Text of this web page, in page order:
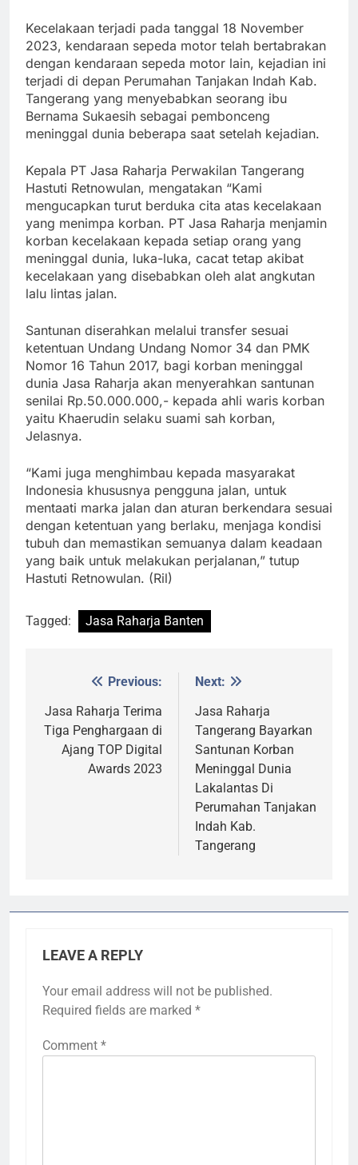
Kecelakaan terjadi pada tanggal 18 November
2023, kendaraan sepeda motor telah bertabrakan
dengan kendaraan sepeda motor lain, kejadian ini
terjadi di depan Perumahan Tanjakan Indah Kab.
Tangerang yang menyebabkan seorang ibu
Bernama Sukaesih sebagai pembonceng
meninggal dunia beberapa saat setelah kejadian.
Kepala PT Jasa Raharja Perwakilan Tangerang
Hastuti Retnowulan, mengatakan “Kami
mengucapkan turut berduka cita atas kecelakaan
yang menimpa korban. PT Jasa Raharja menjamin
korban kecelakaan kepada setiap orang yang
meninggal dunia, luka-luka, cacat tetap akibat
kecelakaan yang disebabkan oleh alat angkutan
lalu lintas jalan.
Santunan diserahkan melalui transfer sesuai
ketentuan Undang Undang Nomor 34 dan PMK
Nomor 16 Tahun 2017, bagi korban meninggal
dunia Jasa Raharja akan menyerahkan santunan
senilai Rp.50.000.000,- kepada ahli waris korban
yaitu Khaerudin selaku suami sah korban,
Jelasnya.
“Kami juga menghimbau kepada masyarakat
Indonesia khususnya pengguna jalan, untuk
mentaati marka jalan dan aturan berkendara sesuai
dengan ketentuan yang berlaku, menjaga kondisi
tubuh dan memastikan semuanya dalam keadaan
yang baik untuk melakukan perjalanan,” tutup
Hastuti Retnowulan. (Ril)
Tagged: Jasa Raharja Banten
navigation
Previous:
Jasa Raharja Terima
Tiga Penghargaan di
Ajang TOP Digital
Awards 2023
Next:
Jasa Raharja
Tangerang Bayarkan
Santunan Korban
Meninggal Dunia
Lakalantas Di
Perumahan Tanjakan
Indah Kab.
Tangerang
LEAVE A REPLY
Your email address will not be published.
Required fields are marked *
Comment *